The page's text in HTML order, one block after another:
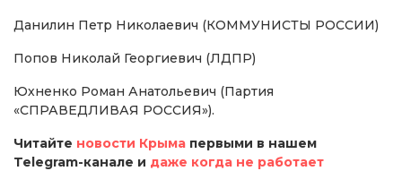
Данилин Петр Николаевич (КОММУНИСТЫ РОССИИ)
Попов Николай Георгиевич (ЛДПР)
Юхненко Роман Анатольевич (Партия
«СПРАВЕДЛИВАЯ РОССИЯ»).
Читайте новости Крыма первыми в нашем
Telegram-канале и даже когда не работает